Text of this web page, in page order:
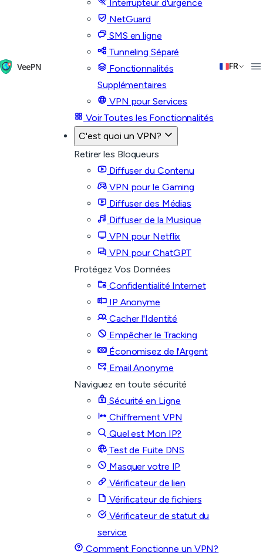
Interrupteur d'urgence
NetGuard
SMS en ligne
Tunneling Séparé
Fonctionnalités
Supplémentaires
VPN pour Services
Voir Toutes les Fonctionnalités
C'est quoi un VPN?
Retirer les Bloqueurs
Diffuser du Contenu
VPN pour le Gaming
Diffuser des Médias
Diffuser de la Musique
VPN pour Netflix
VPN pour ChatGPT
Protégez Vos Données
Confidentialité Internet
IP Anonyme
Cacher l'Identité
Empêcher le Tracking
Économisez de l'Argent
Email Anonyme
Naviguez en toute sécurité
Sécurité en Ligne
Chiffrement VPN
Quel est Mon IP?
Test de Fuite DNS
Masquer votre IP
Vérificateur de lien
Vérificateur de fichiers
Vérificateur de statut du
service
Comment Fonctionne un VPN?
FR